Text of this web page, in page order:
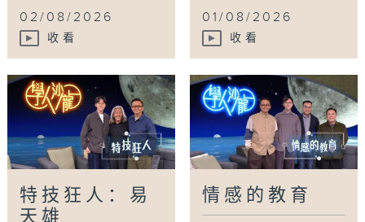
02/08/2026
收看
01/08/2026
收看
特技狂人：易
天雄
情感的教育